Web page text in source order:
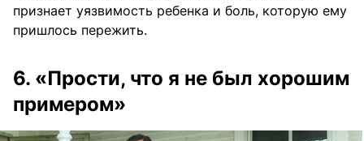
признает уязвимость ребенка и боль, которую ему
пришлось пережить.
6. «Прости, что я не был хорошим
примером»